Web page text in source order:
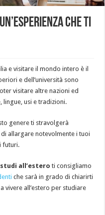
che ti
e visitare il mondo intero è il
e dell’università sono
visitare altre nazioni ed
lingue, usi e tradizioni.
genere ti stravolgerà
allargare notevolmente i tuoi
futuri.
all’estero ti consigliamo
che sarà in grado di chiarirti
vivere all’estero per studiare